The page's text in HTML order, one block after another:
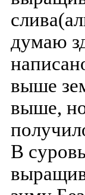
думаю
выше
выше, но
В